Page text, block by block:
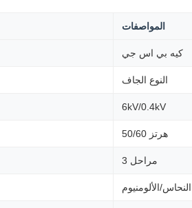
المواصفات
كيه بي اس جي
النوع الجاف
6kV/0.4kV
50/60 هرتز
3 مراحل
النحاس/الألومنيوم